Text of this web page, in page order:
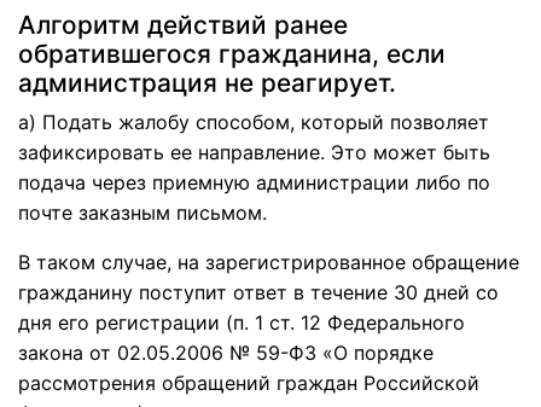
Алгоритм действий ранее
обратившегося гражданина, если
администрация не реагирует.
а) Подать жалобу способом, который позволяет
зафиксировать ее направление. Это может быть
подача через приемную администрации либо по
почте заказным письмом.
В таком случае, на зарегистрированное обращение
гражданину поступит ответ в течение 30 дней со
дня его регистрации (п. 1 ст. 12 Федерального
закона от 02.05.2006 № 59-ФЗ «О порядке
рассмотрения обращений граждан Российской